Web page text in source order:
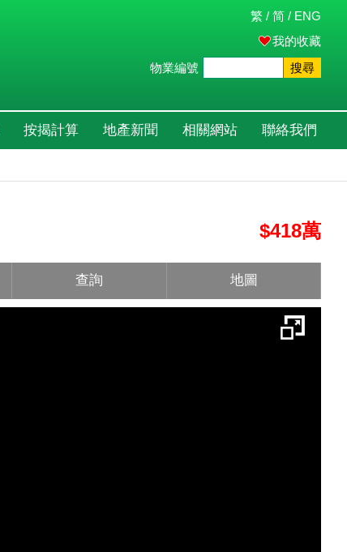
繁 / 简 / ENG
我的收藏
物業編號
搜尋
按揭計算 地產新聞 相關網站 聯絡我們
$418萬
查詢 地圖